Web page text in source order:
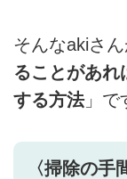
そんなakiさ
ることがあれ
する方法」で
〈掃除の手